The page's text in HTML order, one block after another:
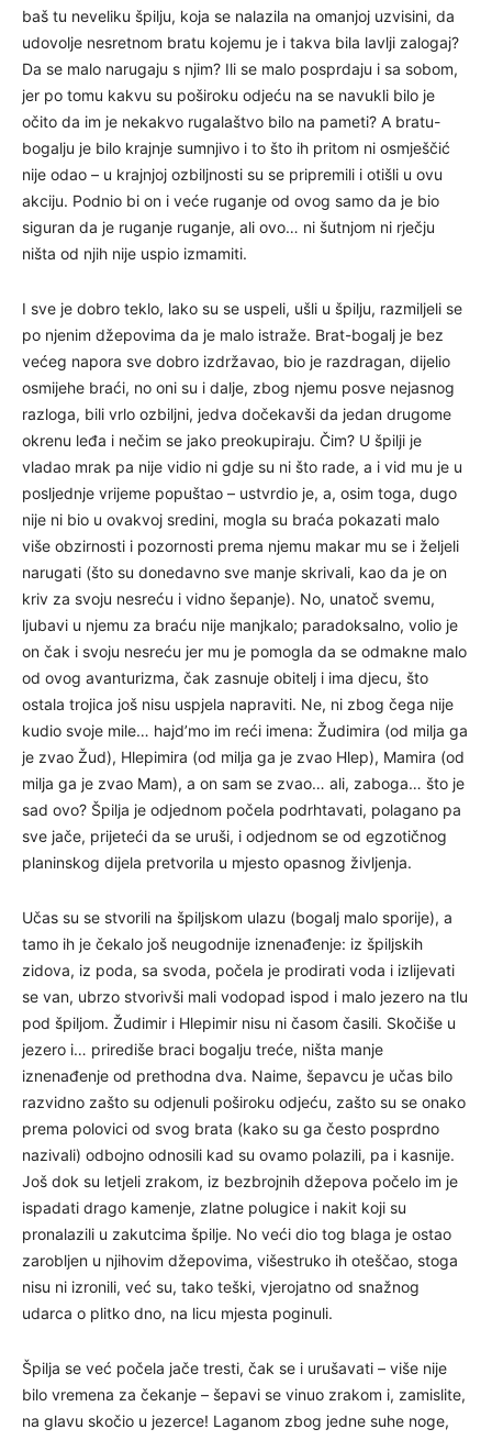
baš tu neveliku špilju, koja se nalazila na omanjoj uzvisini, da
udovolje nesretnom bratu kojemu je i takva bila lavlji zalogaj?
Da se malo narugaju s njim? Ili se malo posprdaju i sa sobom,
jer po tomu kakvu su poširoku odjeću na se navukli bilo je
očito da im je nekakvo rugalaštvo bilo na pameti? A bratu-
bogalju je bilo krajnje sumnjivo i to što ih pritom ni osmješčić
nije odao – u krajnjoj ozbiljnosti su se pripremili i otišli u ovu
akciju. Podnio bi on i veće ruganje od ovog samo da je bio
siguran da je ruganje ruganje, ali ovo… ni šutnjom ni rječju
ništa od njih nije uspio izmamiti.
I sve je dobro teklo, lako su se uspeli, ušli u špilju, razmiljeli se
po njenim džepovima da je malo istraže. Brat-bogalj je bez
većeg napora sve dobro izdržavao, bio je razdragan, dijelio
osmijehe braći, no oni su i dalje, zbog njemu posve nejasnog
razloga, bili vrlo ozbiljni, jedva dočekavši da jedan drugome
okrenu leđa i nečim se jako preokupiraju. Čim? U špilji je
vladao mrak pa nije vidio ni gdje su ni što rade, a i vid mu je u
posljednje vrijeme popuštao – ustvrdio je, a, osim toga, dugo
nije ni bio u ovakvoj sredini, mogla su braća pokazati malo
više obzirnosti i pozornosti prema njemu makar mu se i željeli
narugati (što su donedavno sve manje skrivali, kao da je on
kriv za svoju nesreću i vidno šepanje). No, unatoč svemu,
ljubavi u njemu za braću nije manjkalo; paradoksalno, volio je
on čak i svoju nesreću jer mu je pomogla da se odmakne malo
od ovog avanturizma, čak zasnuje obitelj i ima djecu, što
ostala trojica još nisu uspjela napraviti. Ne, ni zbog čega nije
kudio svoje mile… hajd’mo im reći imena: Žudimira (od milja ga
je zvao Žud), Hlepimira (od milja ga je zvao Hlep), Mamira (od
milja ga je zvao Mam), a on sam se zvao… ali, zaboga… što je
sad ovo? Špilja je odjednom počela podrhtavati, polagano pa
sve jače, prijeteći da se uruši, i odjednom se od egzotičnog
planinskog dijela pretvorila u mjesto opasnog življenja.
Učas su se stvorili na špiljskom ulazu (bogalj malo sporije), a
tamo ih je čekalo još neugodnije iznenađenje: iz špiljskih
zidova, iz poda, sa svoda, počela je prodirati voda i izlijevati
se van, ubrzo stvorivši mali vodopad ispod i malo jezero na tlu
pod špiljom. Žudimir i Hlepimir nisu ni časom časili. Skočiše u
jezero i… prirediše braci bogalju treće, ništa manje
iznenađenje od prethodna dva. Naime, šepavcu je učas bilo
razvidno zašto su odjenuli poširoku odjeću, zašto su se onako
prema polovici od svog brata (kako su ga često posprdno
nazivali) odbojno odnosili kad su ovamo polazili, pa i kasnije.
Još dok su letjeli zrakom, iz bezbrojnih džepova počelo im je
ispadati drago kamenje, zlatne polugice i nakit koji su
pronalazili u zakutcima špilje. No veći dio tog blaga je ostao
zarobljen u njihovim džepovima, višestruko ih oteščao, stoga
nisu ni izronili, već su, tako teški, vjerojatno od snažnog
udarca o plitko dno, na licu mjesta poginuli.
Špilja se već počela jače tresti, čak se i urušavati – više nije
bilo vremena za čekanje – šepavi se vinuo zrakom i, zamislite,
na glavu skočio u jezerce! Laganom zbog jedne suhe noge,